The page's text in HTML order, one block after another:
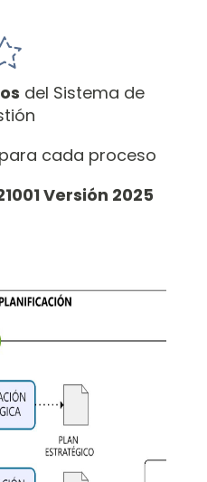
del Sistema de
para cada proceso
Versión 2025